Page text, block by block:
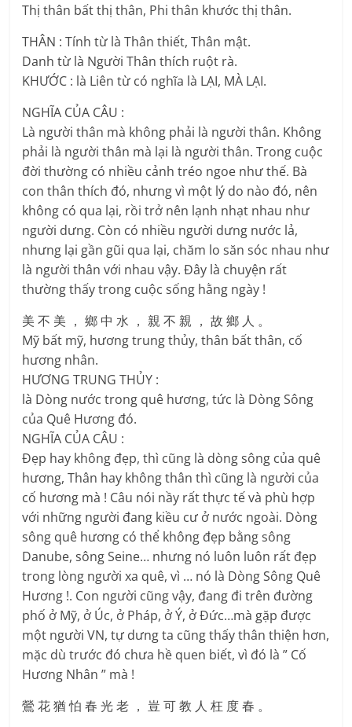
Thị thân bất thị thân, Phi thân khước thị thân.
THÂN : Tính từ là Thân thiết, Thân mật.
Danh từ là Người Thân thích ruột rà.
KHƯỚC : là Liên từ có nghĩa là LẠI, MÀ LẠI.
NGHĨA CỦA CÂU :
Là người thân mà không phải là người thân. Không
phải là người thân mà lại là người thân. Trong cuộc
đời thường có nhiều cảnh tréo ngoe như thế. Bà
con thân thích đó, nhưng vì một lý do nào đó, nên
không có qua lại, rồi trở nên lạnh nhạt nhau như
người dưng. Còn có nhiều người dưng nước lả,
nhưng lại gần gũi qua lại, chăm lo săn sóc nhau như
là người thân với nhau vậy. Đây là chuyện rất
thường thấy trong cuộc sống hằng ngày !
美 不 美 ， 鄉 中 水 ， 親 不 親 ， 故 鄉 人 。
Mỹ bất mỹ, hương trung thủy, thân bất thân, cố
hương nhân.
HƯƠNG TRUNG THỦY :
là Dòng nước trong quê hương, tức là Dòng Sông
của Quê Hương đó.
NGHĨA CỦA CÂU :
Đẹp hay không đẹp, thì cũng là dòng sông của quê
hương, Thân hay không thân thì cũng là người của
cố hương mà ! Câu nói nầy rất thực tế và phù hợp
với những người đang kiều cư ở nước ngoài. Dòng
sông quê hương có thể không đẹp bằng sông
Danube, sông Seine… nhưng nó luôn luôn rất đẹp
trong lòng người xa quê, vì … nó là Dòng Sông Quê
Hương !. Con người cũng vậy, đang đi trên đường
phố ở Mỹ, ở Úc, ở Pháp, ở Ý, ở Đức…mà gặp được
một người VN, tự dưng ta cũng thấy thân thiện hơn,
mặc dù trước đó chưa hề quen biết, vì đó là ” Cố
Hương Nhân ” mà !
鶯 花 猶 怕 春 光 老 ， 豈 可 教 人 枉 度 春 。